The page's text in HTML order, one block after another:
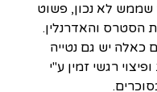
שממש לא נכון, פשוט
הסטרס והאדרנלין.
כאלה יש גם נטייה
רגשי זמין ע"י